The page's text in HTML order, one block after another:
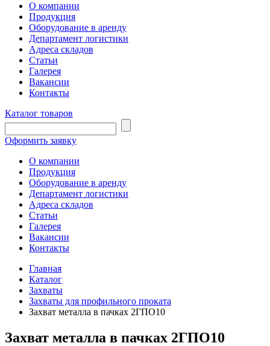
О компании
Продукция
Оборудование в аренду
Департамент логистики
Адреса складов
Статьи
Галерея
Вакансии
Контакты
Каталог товаров
Оформить заявку
О компании
Продукция
Оборудование в аренду
Департамент логистики
Адреса складов
Статьи
Галерея
Вакансии
Контакты
Главная
Каталог
Захваты
Захваты для профильного проката
Захват металла в пачках 2ГПО10
Захват металла в пачках 2ГПО10